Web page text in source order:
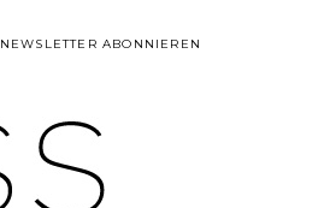
NEWSLETTER ABONNIEREN